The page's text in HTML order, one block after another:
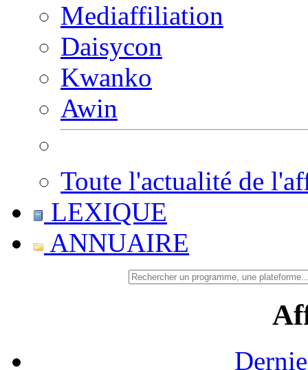
Mediaffiliation
Daisycon
Kwanko
Awin
Toute l'actualité de
LEXIQUE
ANNUAIRE